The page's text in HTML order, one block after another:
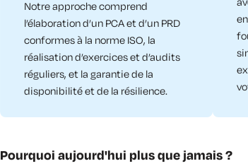
Notre approche comprend
l’élaboration d’un PCA et d’un PRD
conformes à la norme ISO, la
réalisation d’exercices et d’audits
réguliers, et la garantie de la
disponibilité et de la résilience.
Pourquoi aujourd'hui plus que jamais ?